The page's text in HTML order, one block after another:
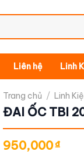
Liên hệ Linh
Trang chủ / Linh
ĐAI ỐC TBI
950,000₫